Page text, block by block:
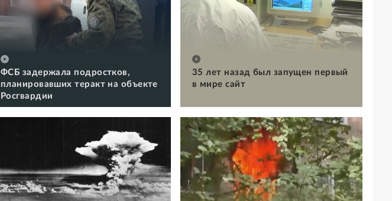
ФСБ задержала подростков,
планировавших теракт на объекте
Росгвардии
35 лет назад был запущен первый
в мире сайт